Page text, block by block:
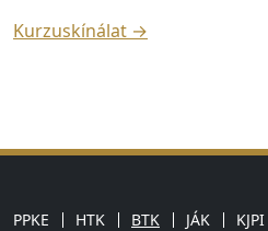
Kurzuskínálat →
PPKE HTK BTK JÁK KJPI